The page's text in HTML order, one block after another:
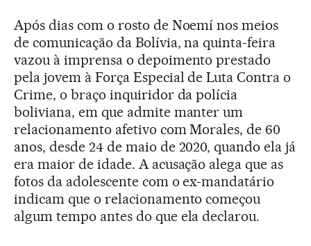
Após dias com o rosto de Noemí nos meios
de comunicação da Bolívia, na quinta-feira
vazou à imprensa o depoimento prestado
pela jovem à Força Especial de Luta Contra o
Crime, o braço inquiridor da polícia
boliviana, em que admite manter um
relacionamento afetivo com Morales, de 60
anos, desde 24 de maio de 2020, quando ela já
era maior de idade. A acusação alega que as
fotos da adolescente com o ex-mandatário
indicam que o relacionamento começou
algum tempo antes do que ela declarou.